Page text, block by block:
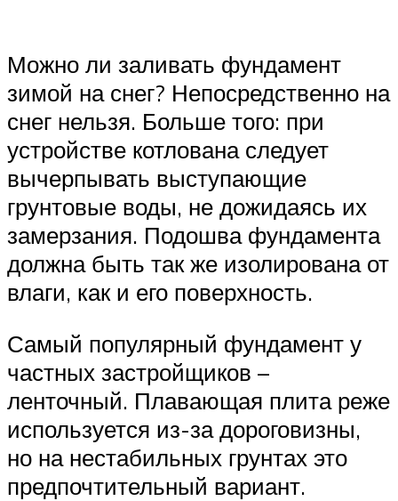
Можно ли заливать фундамент
зимой на снег? Непосредственно на
снег нельзя. Больше того: при
устройстве котлована следует
вычерпывать выступающие
грунтовые воды, не дожидаясь их
замерзания. Подошва фундамента
должна быть так же изолирована от
влаги, как и его поверхность.
Самый популярный фундамент у
частных застройщиков –
ленточный. Плавающая плита реже
используется из-за дороговизны,
но на нестабильных грунтах это
предпочтительный вариант.